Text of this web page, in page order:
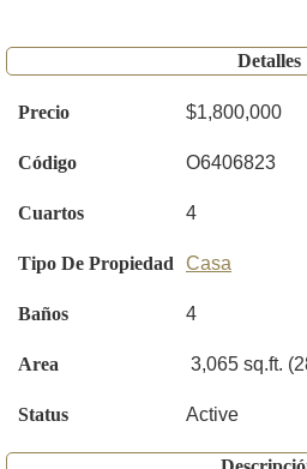
Detalles
Precio $1,800,000
Código O6406823
Cuartos 4
Tipo De Propiedad Casa
Baños 4
Area 3,065 sq.ft.
Status Active